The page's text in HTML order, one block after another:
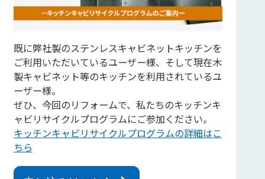
既に弊社製のステンレスキャビネットキッチンを
ご利用いただいているユーザー様、そして現在木
製キャビネット等のキッチンを利用されているユ
ーザー様。
ぜひ、今回のリフォームで、私たちのキッチンキ
ャビリサイクルプログラムにご参加ください。
キッチンキャビリサイクルプログラムの詳細はこ
ちら